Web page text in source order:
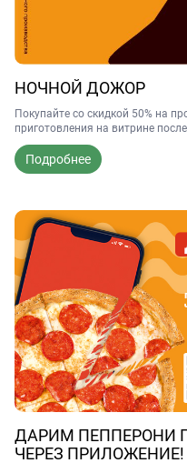
НОЧНОЙ ДОЖОР
Покупайте со скидкой 50% на
приготовления на витрине
Подробнее
ДАРИМ ПЕППЕРОНИ
ЧЕРЕЗ ПРИЛОЖЕНИЕ!